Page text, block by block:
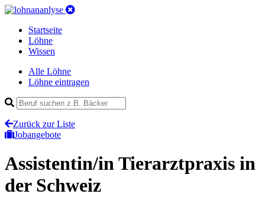
Startseite
Löhne
Wissen
Alle Löhne
Löhne eintragen
Zurück zur Liste
Jobangebote
Assistentin/in Tierarztpraxis in
der Schweiz